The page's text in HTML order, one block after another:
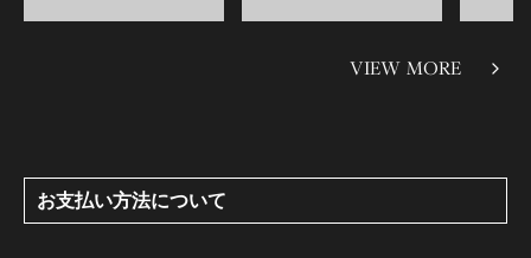
VIEW MORE
お支払い方法について